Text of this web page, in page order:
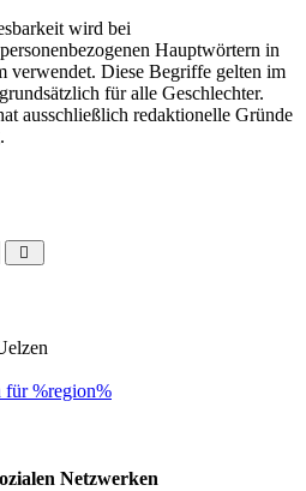
wird bei
Hauptwörtern in
verwendet. Diese Begriffe gelten im
für alle Geschlechter.
ausschließlich redaktionelle Gründe
Netzwerken